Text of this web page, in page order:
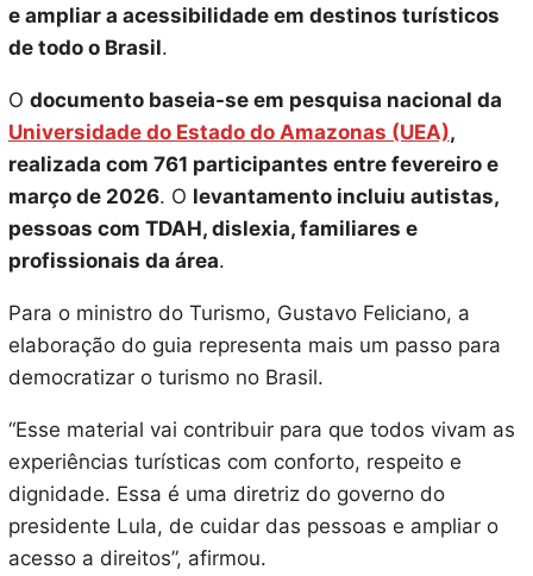
e ampliar a acessibilidade em destinos turísticos
de todo o Brasil.
O documento baseia-se em pesquisa nacional da
Universidade do Estado do Amazonas (UEA),
realizada com 761 participantes entre fevereiro e
março de 2026. O levantamento incluiu autistas,
pessoas com TDAH, dislexia, familiares e
profissionais da área.
Para o ministro do Turismo, Gustavo Feliciano, a
elaboração do guia representa mais um passo para
democratizar o turismo no Brasil.
“Esse material vai contribuir para que todos vivam as
experiências turísticas com conforto, respeito e
dignidade. Essa é uma diretriz do governo do
presidente Lula, de cuidar das pessoas e ampliar o
acesso a direitos”, afirmou.